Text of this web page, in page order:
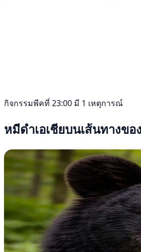
กิจกรรมพีคที่ 23:00 มี 1 เหตุการณ์
หมีดำเอเชียบนเส้นทางข